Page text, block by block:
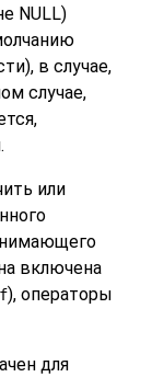
NULL)
в случае,
случае,
или
включена
), операторы
для